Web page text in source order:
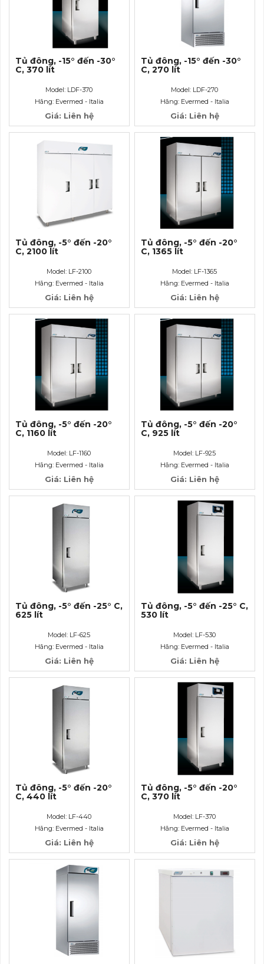
Tủ đông, -15° đến -30°
C, 370 lít
Model: LDF-370
Hãng: Evermed - Italia
Giá: Liên hệ
Tủ đông, -15° đến -30°
C, 270 lít
Model: LDF-270
Hãng: Evermed - Italia
Giá: Liên hệ
Tủ đông, -5° đến -20°
C, 2100 lít
Model: LF-2100
Hãng: Evermed - Italia
Giá: Liên hệ
Tủ đông, -5° đến -20°
C, 1365 lít
Model: LF-1365
Hãng: Evermed - Italia
Giá: Liên hệ
Tủ đông, -5° đến -20°
C, 1160 lít
Model: LF-1160
Hãng: Evermed - Italia
Giá: Liên hệ
Tủ đông, -5° đến -20°
C, 925 lít
Model: LF-925
Hãng: Evermed - Italia
Giá: Liên hệ
Tủ đông, -5° đến -25° C,
625 lít
Model: LF-625
Hãng: Evermed - Italia
Giá: Liên hệ
Tủ đông, -5° đến -25° C,
530 lít
Model: LF-530
Hãng: Evermed - Italia
Giá: Liên hệ
Tủ đông, -5° đến -20°
C, 440 lít
Model: LF-440
Hãng: Evermed - Italia
Giá: Liên hệ
Tủ đông, -5° đến -20°
C, 370 lít
Model: LF-370
Hãng: Evermed - Italia
Giá: Liên hệ